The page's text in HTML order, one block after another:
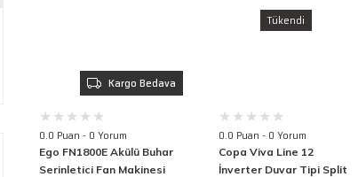
Kargo Bedava
0.0 Puan - 0 Yorum
Ego FN1800E Akülü Buhar
Serinletici Fan Makinesi
Tükendi
0.0 Puan - 0 Yorum
Copa Viva Line 12
İnverter Duvar Tipi Split